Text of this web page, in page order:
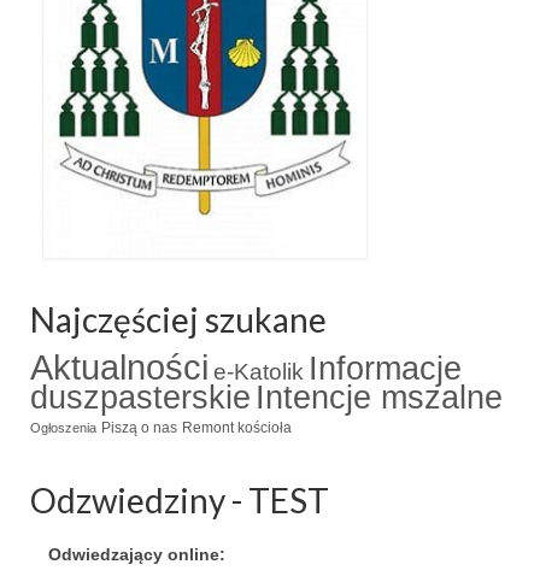
Najczęściej szukane
Aktualności e-Katolik Informacje
duszpasterskie Intencje mszalne
Ogłoszenia Piszą o nas Remont kościoła
Odzwiedziny - TEST
Odwiedzający online: